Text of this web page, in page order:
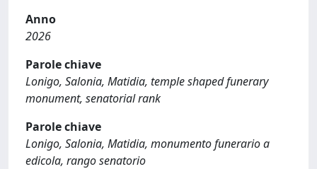
Anno
2026
Parole chiave
Lonigo, Salonia, Matidia, temple shaped funerary
monument, senatorial rank
Parole chiave
Lonigo, Salonia, Matidia, monumento funerario a
edicola, rango senatorio